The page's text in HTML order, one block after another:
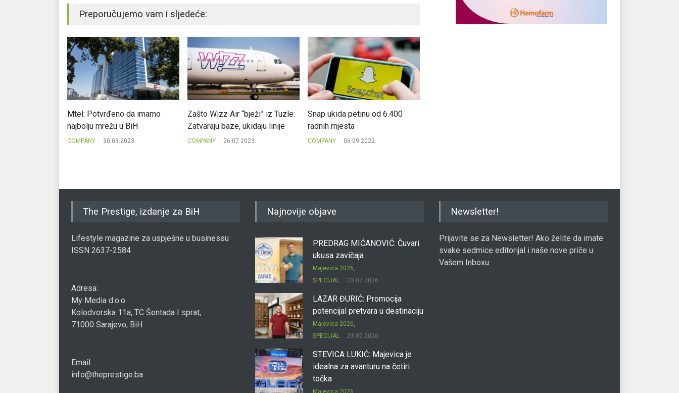
Preporučujemo vam i sljedeće:
Mtel: Potvrđeno da imamo
najbolju mrežu u BiH
COMPANY 30.03.2023.
Zašto Wizz Air “bježi” iz Tuzle:
Zatvaraju baze, ukidaju linije
COMPANY 26.07.2023.
Snap ukida petinu od 6.400
radnih mjesta
COMPANY 06.09.2022.
The Prestige, izdanje za BiH
Lifestyle magazine za uspješne u businessu
ISSN 2637-2584
Adresa:
My Media d.o.o.
Kolodvorska 11a, TC Šentada I sprat,
71000 Sarajevo, BiH
Email:
info@theprestige.ba
Najnovije objave
PREDRAG MIĆANOVIĆ: Čuvari
ukusa zavičaja
Majevica 2026
SPECIJAL
23.07.2026.
LAZAR ĐURIĆ: Promocija
potencijal pretvara u destinaciju
Majevica 2026
SPECIJAL
23.07.2026.
STEVICA LUKIĆ: Majevica je
idealna za avanturu na četiri
točka
Majevica 2026
Newsletter!
Prijavite se za Newsletter! Ako želite da imate
svake sedmice editorijal i naše nove priče u
Vašem Inboxu.